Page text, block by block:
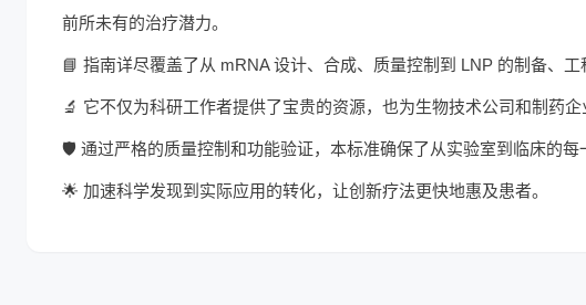
前所未有的治疗潜力。
📘 指南详尽覆盖了从 mRNA 设计、合成、质量控制到 LNP 的制备、
🔬 它不仅为科研工作者提供了宝贵的资源，也为生物技术公司和制药
🛡️ 通过严格的质量控制和功能验证，本标准确保了从实验室到临床的每
🌟 加速科学发现到实际应用的转化，让创新疗法更快地惠及患者。